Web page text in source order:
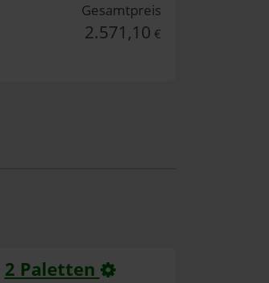
Gesamtpreis
2.571,10 €
2 Paletten